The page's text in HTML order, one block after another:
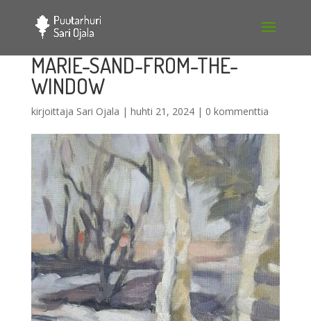
MARIE-SAND-FROM-THE-
WINDOW
kirjoittaja Sari Ojala | huhti 21, 2024| 0 kommenttia